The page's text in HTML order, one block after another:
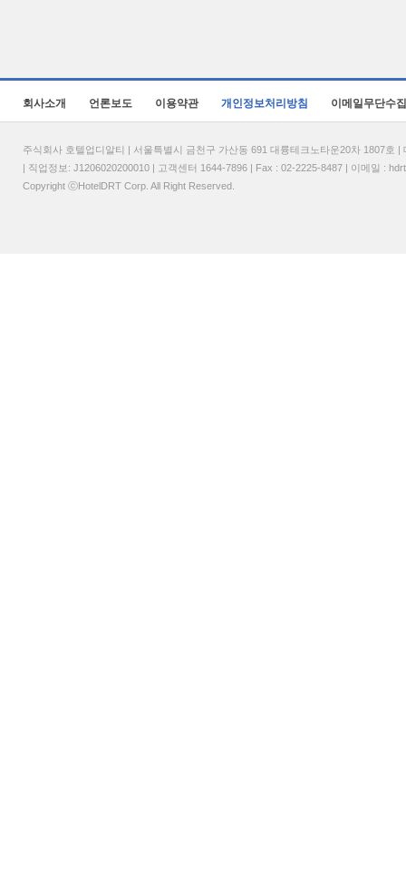
회사소개 언론보도 이용약관 개인정보처리방침 이메일무단수
주식회사 호텔업디알티 | 서울특별시 금천구 가산동 691 대륭테크노타운20차 1807
| 직업정보: J1206020200010 | 고객센터 1644-7896 | Fax : 02-2225-8487 | 이메일 :
Copyright ⓒHotelDRT Corp. All Right Reserved.